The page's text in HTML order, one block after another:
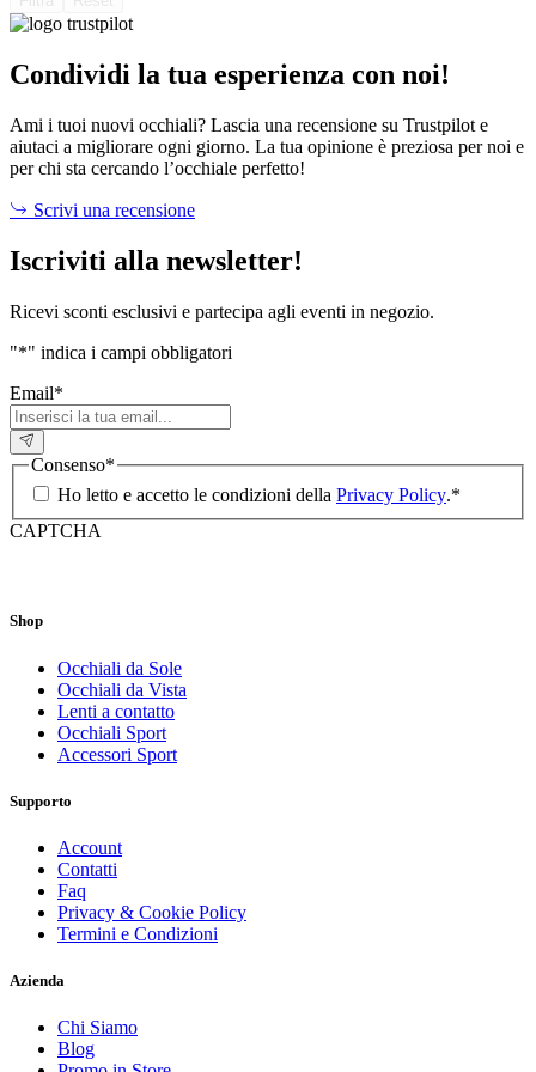
Condividi la tua esperienza con noi!
Ami i tuoi nuovi occhiali? Lascia una recensione su Trustpilot e
aiutaci a migliorare ogni giorno. La tua opinione è preziosa per noi e
per chi sta cercando l’occhiale perfetto!
Scrivi una recensione
Iscriviti alla newsletter!
Ricevi sconti esclusivi e partecipa agli eventi in negozio.
"*" indica i campi obbligatori
Email*
Consenso*
Ho letto e accetto le condizioni della Privacy Policy.*
CAPTCHA
Shop
Occhiali da Sole
Occhiali da Vista
Lenti a contatto
Occhiali Sport
Accessori Sport
Supporto
Account
Contatti
Faq
Privacy & Cookie Policy
Termini e Condizioni
Azienda
Chi Siamo
Blog